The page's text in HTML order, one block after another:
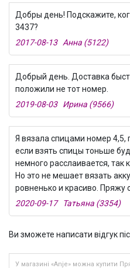
Добры день! Подскажите,
3437?
2017-08-13 Анна (5122)
Добрый день. Доставка
положили не тот номер.
2019-08-03 Ирина (9566)
Я вязала спицами номер 4,5,
если взять спицы тоньше
немного расслаивается, так
Но это не мешает вязать
ровненько и красиво. Пряжу
2020-09-17 Татьяна (3354)
Ви зможете написати відгук
У магазині «Anje» можна купити